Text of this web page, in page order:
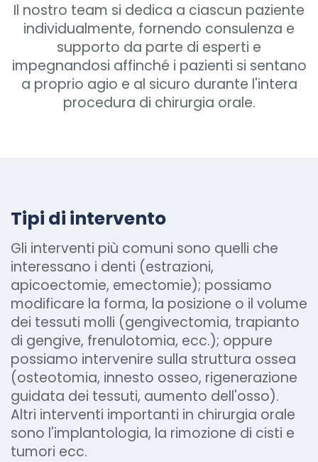
Il nostro team si dedica a ciascun paziente
individualmente, fornendo consulenza e
supporto da parte di esperti e
impegnandosi affinché i pazienti si sentano
a proprio agio e al sicuro durante l'intera
procedura di chirurgia orale.
Tipi di intervento
Gli interventi più comuni sono quelli che
interessano i denti (estrazioni,
apicoectomie, emectomie); possiamo
modificare la forma, la posizione o il volume
dei tessuti molli (gengivectomia, trapianto
di gengive, frenulotomia, ecc.); oppure
possiamo intervenire sulla struttura ossea
(osteotomia, innesto osseo, rigenerazione
guidata dei tessuti, aumento dell'osso).
Altri interventi importanti in chirurgia orale
sono l'implantologia, la rimozione di cisti e
tumori ecc.